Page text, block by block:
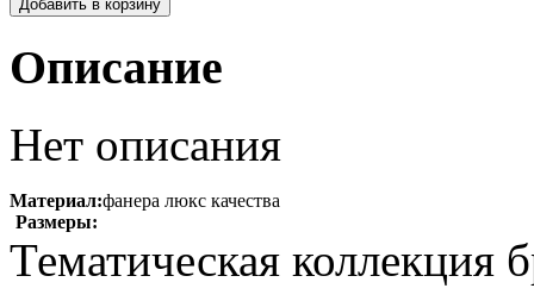
Описание
Нет описания
Материал:фанера люкс качества
Размеры:
Тематическая коллекция